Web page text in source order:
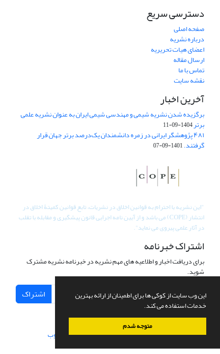
این وب سایت از کوکی ها برای اطمینان از ارائه بهترین
خدمات استفاده می کند.
متوجه شدم
دسترسی سریع
صفحه اصلی
درباره نشریه
اعضای هیات تحریریه
ارسال مقاله
تماس با ما
نقشه سایت
آخرین اخبار
برگزیده شدن نشریه شیمی و مهندسی شیمی ایران به عنوان نشریه علمی
برتر1404-09-11
۴۸۱ پژوهشگر ایرانی در زمره دانشمندان یک‌درصد برتر جهان قرار
گرفتند.1401-09-07
"این نشریه با احترام به قوانین اخلاق در نشریات، تابع قوانین کمیتۀ اخلاق در
انتشار (COPE) می باشد و از آیین نامه اجرایی قانون پیشگیری و مقابله با تقلب
در آثار علمی پیروی می نماید".
اشتراک خبرنامه
برای دریافت اخبار و اطلاعیه های مهم نشریه در خبرنامه نشریه مشترک
شوید.
اشتراک
سامانه مدیریت نشریات علمی.طراحی و پیاده سازی از سیناوب